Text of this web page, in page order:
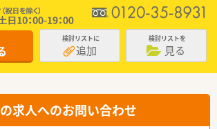
検討リストに
追加
検討リストを
見る
求人へのお問い合わせ